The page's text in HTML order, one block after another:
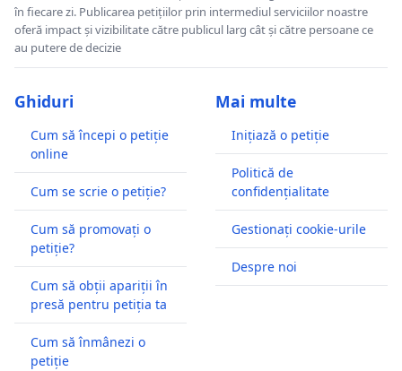
în fiecare zi. Publicarea petițiilor prin intermediul serviciilor noastre
oferă impact și vizibilitate către publicul larg cât și către persoane ce
au putere de decizie
Ghiduri
Cum să începi o petiție
online
Cum se scrie o petiție?
Cum să promovați o
petiție?
Cum să obții apariții în
presă pentru petiția ta
Cum să înmânezi o
petiție
Mai multe
Inițiază o petiție
Politică de
confidențialitate
Gestionați cookie-urile
Despre noi